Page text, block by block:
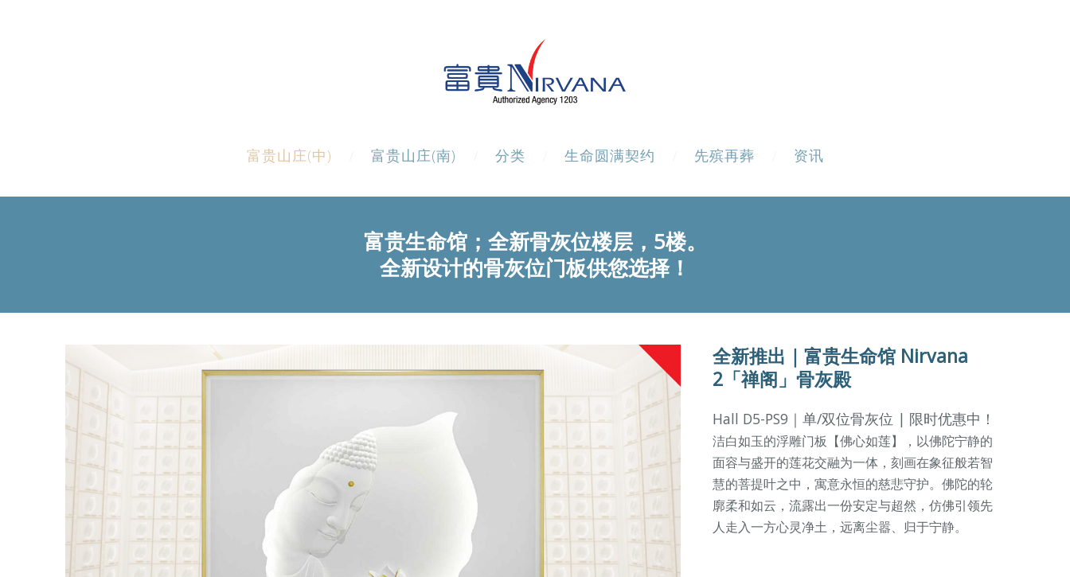
富贵山庄(中) 富贵山庄(南) 分类 生命圆满契约 先殡再葬 资讯
富贵生命馆；全新骨灰位楼层，5楼。
全新设计的骨灰位门板供您选择！
全新推出｜富贵生命馆 Nirvana
2「禅阁」骨灰殿
Hall D5-PS9｜单/双位骨灰位 | 限时优惠中！
洁白如玉的浮雕门板【佛心如莲】，以佛陀宁静的
面容与盛开的莲花交融为一体，刻画在象征般若智
慧的菩提叶之中，寓意永恒的慈悲守护。佛陀的轮
廓柔和如云，流露出一份安定与超然，仿佛引领先
人走入一方心灵净土，远离尘嚣、归于宁静。